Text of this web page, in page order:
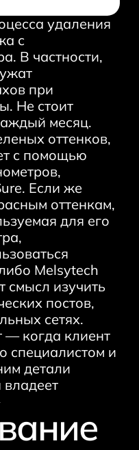
удаления
с
В частности,
при
Не стоит
месяц.
оттенков,
с помощью
Если же
оттенкам,
для его
Melsytech
смысл изучить
постов,
сетях.
— когда клиент
специалистом и
детали